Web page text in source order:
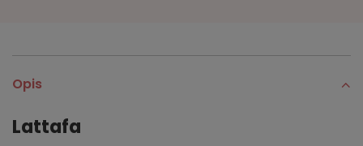
Opis
Lattafa